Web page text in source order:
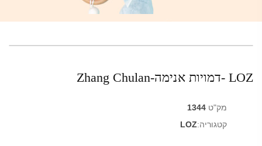
LOZ -דמויות אנימה-Zhang Chulan
מק"ט 1344
קטגוריה:LOZ